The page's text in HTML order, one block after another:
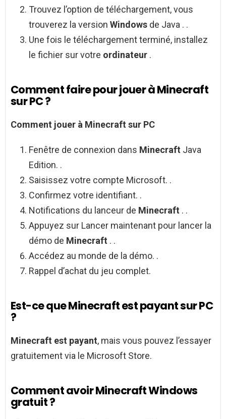
Trouvez l’option de téléchargement, vous
trouverez la version Windows de Java . .
Une fois le téléchargement terminé, installez
le fichier sur votre ordinateur .
Comment faire pour jouer à Minecraft
sur PC ?
Comment jouer à Minecraft sur PC
Fenêtre de connexion dans Minecraft Java
Edition. .
Saisissez votre compte Microsoft. .
Confirmez votre identifiant. .
Notifications du lanceur de Minecraft . .
Appuyez sur Lancer maintenant pour lancer la
démo de Minecraft . .
Accédez au monde de la démo. .
Rappel d’achat du jeu complet.
Est-ce que Minecraft est payant sur PC
?
Minecraft est payant, mais vous pouvez l’essayer
gratuitement via le Microsoft Store.
Comment avoir Minecraft Windows
gratuit ?